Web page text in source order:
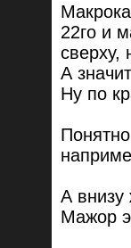
22го и
сверху,
А
Ну по
А внизу
Мажор